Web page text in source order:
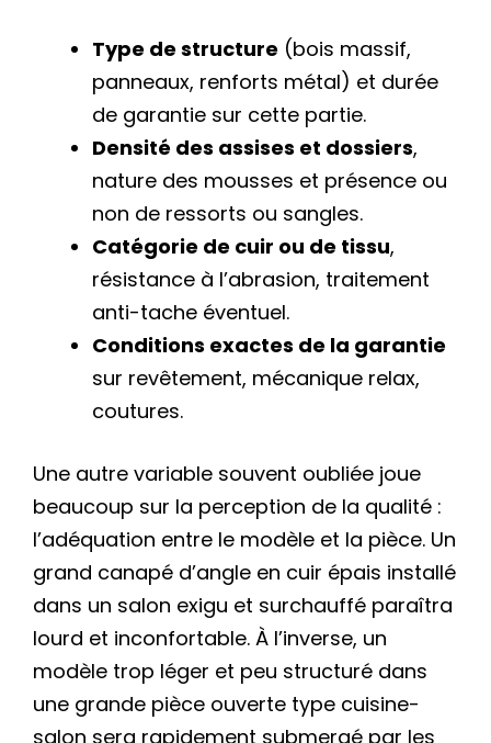
Type de structure (bois massif,
panneaux, renforts métal) et durée
de garantie sur cette partie.
Densité des assises et dossiers,
nature des mousses et présence ou
non de ressorts ou sangles.
Catégorie de cuir ou de tissu,
résistance à l’abrasion, traitement
anti-tache éventuel.
Conditions exactes de la garantie
sur revêtement, mécanique relax,
coutures.
Une autre variable souvent oubliée joue
beaucoup sur la perception de la qualité :
l’adéquation entre le modèle et la pièce. Un
grand canapé d’angle en cuir épais installé
dans un salon exigu et surchauffé paraîtra
lourd et inconfortable. À l’inverse, un
modèle trop léger et peu structuré dans
une grande pièce ouverte type cuisine-
salon sera rapidement submergé par les